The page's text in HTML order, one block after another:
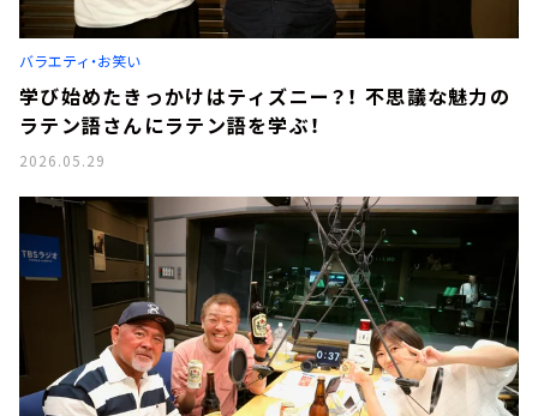
バラエティ・お笑い
学び始めたきっかけはティズニー？！ 不思議な魅力の
ラテン語さんにラテン語を学ぶ！
2026.05.29